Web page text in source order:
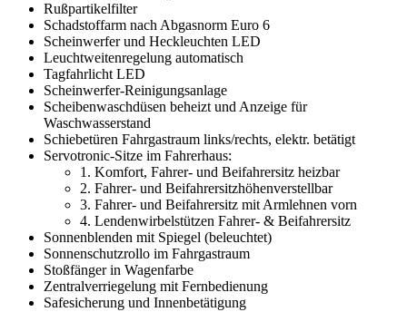
Rußpartikelfilter
Schadstoffarm nach Abgasnorm Euro 6
Scheinwerfer und Heckleuchten LED
Leuchtweitenregelung automatisch
Tagfahrlicht LED
Scheinwerfer-Reinigungsanlage
Scheibenwaschdüsen beheizt und Anzeige für
Waschwasserstand
Schiebetüren Fahrgastraum links/rechts, elektr. betätigt
Servotronic-Sitze im Fahrerhaus:
1. Komfort, Fahrer- und Beifahrersitz heizbar
2. Fahrer- und Beifahrersitzhöhenverstellbar
3. Fahrer- und Beifahrersitz mit Armlehnen vorn
4. Lendenwirbelstützen Fahrer- & Beifahrersitz
Sonnenblenden mit Spiegel (beleuchtet)
Sonnenschutzrollo im Fahrgastraum
Stoßfänger in Wagenfarbe
Zentralverriegelung mit Fernbedienung
Safesicherung und Innenbetätigung